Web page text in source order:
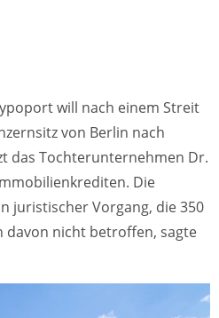
will nach einem Streit
von Berlin nach
das Tochterunternehmen Dr.
Die
juristischer Vorgang, die 350
davon nicht betroffen, sagte